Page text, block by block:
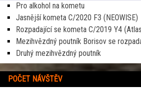
Pro alkohol na kometu
Jasnější kometa C/2020 F3 (NEOWISE)
Rozpadající se kometa C/2019 Y4
Mezihvězdný poutník Borisov se
Druhý mezihvězdný poutník
POČET NÁVŠTĚV